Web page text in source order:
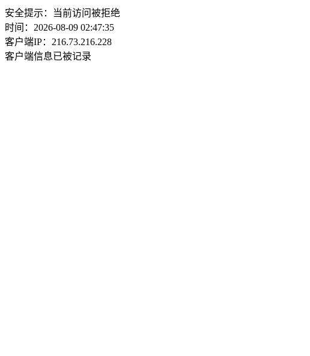
安全提示：当前访问被拒绝
时间：2026-08-09 02:47:35
客户端IP：216.73.216.228
客户端信息已被记录